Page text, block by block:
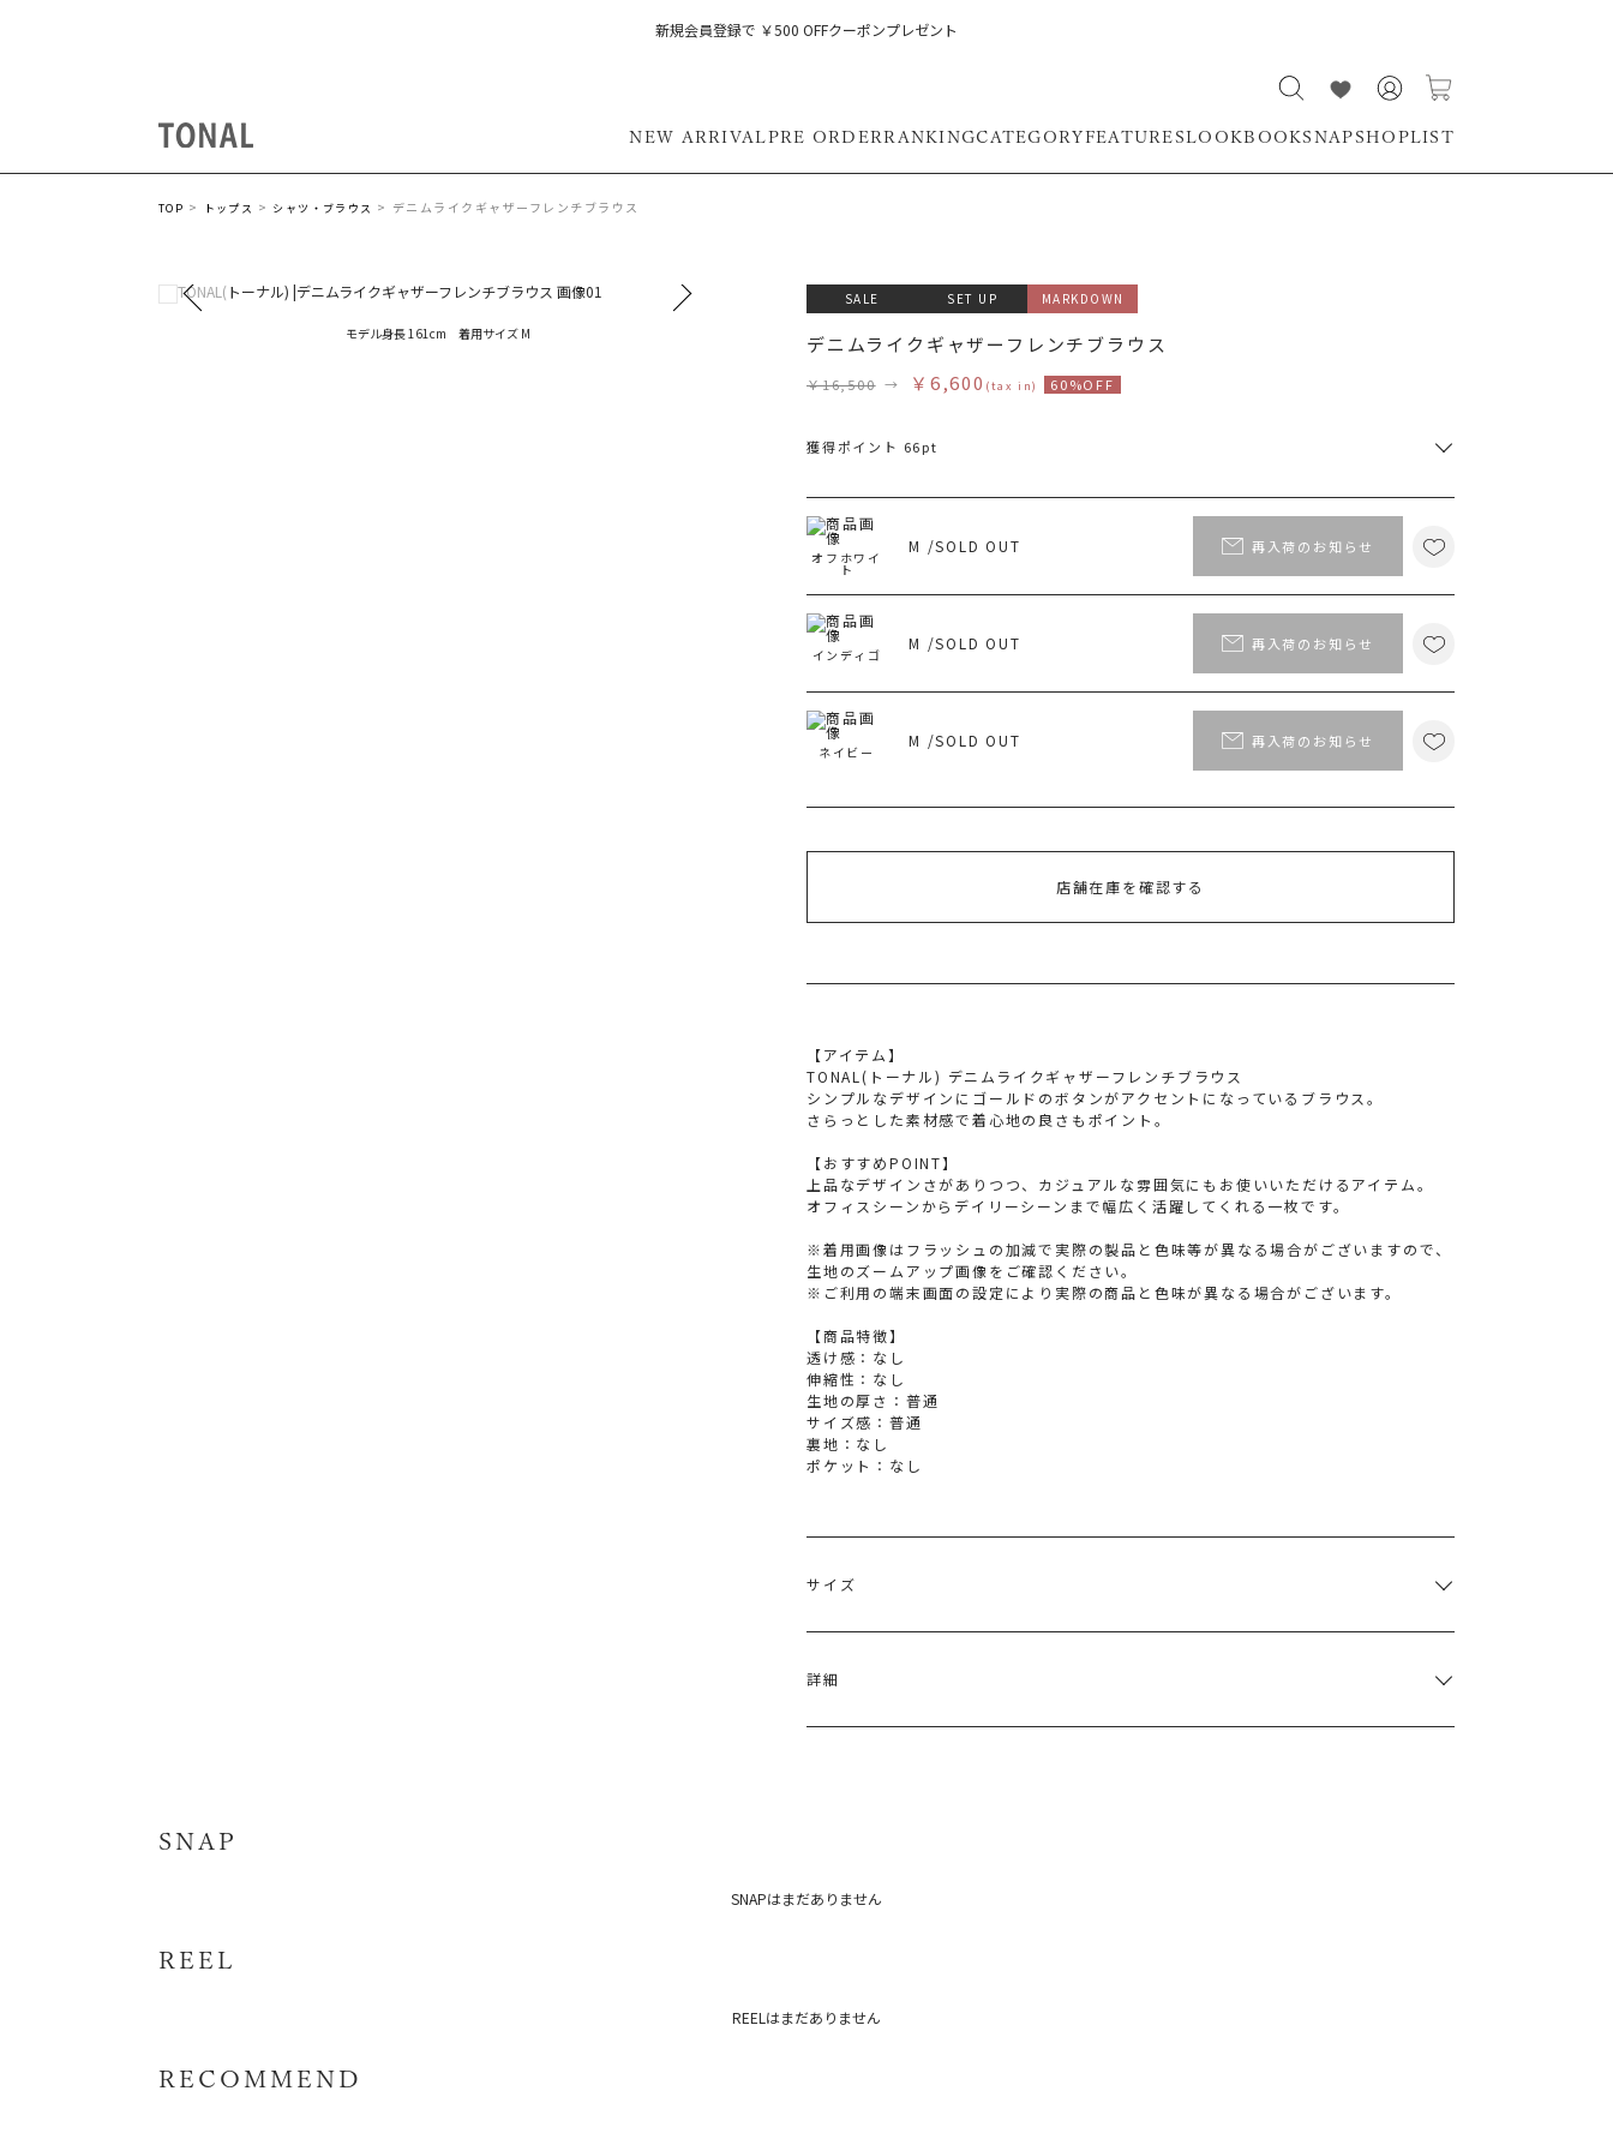
新規会員登録で ￥500 OFFクーポンプレゼント
NEW ARRIVALPRE ORDERRANKINGCATEGORYFEATURESLOOKBOOKSNAPSHOPLIST
TOP トップス シャツ・ブラウス デニムライクギャザーフレンチブラウス
モデル身長 161cm 着用サイズ M モデル身長 161cm 着用サイズ M
SALE SET UP MARKDOWN
デニムライクギャザーフレンチブラウス
￥16,500 → ￥6,600 (tax in) 60%OFF
獲得ポイント 66pt
オフホワイ
ト
M /SOLD OUT 再入荷のお知らせ
インディゴ
M /SOLD OUT 再入荷のお知らせ
ネイビー
M /SOLD OUT 再入荷のお知らせ
店舗在庫を確認する
【アイテム】
TONAL(トーナル) デニムライクギャザーフレンチブラウス
シンプルなデザインにゴールドのボタンがアクセントになっているブラウス。
さらっとした素材感で着心地の良さもポイント。
【おすすめPOINT】
上品なデザインさがありつつ、カジュアルな雰囲気にもお使いいただけるアイテム。
オフィスシーンからデイリーシーンまで幅広く活躍してくれる一枚です。
※着用画像はフラッシュの加減で実際の製品と色味等が異なる場合がございますので、
生地のズームアップ画像をご確認ください。
※ご利用の端末画面の設定により実際の商品と色味が異なる場合がございます。
【商品特徴】
透け感：なし
伸縮性：なし
生地の厚さ：普通
サイズ感：普通
裏地：なし
ポケット：なし
サイズ
詳細
カテゴリー：
SNAP
SNAPはまだありません
REEL
REELはまだありません
RECOMMEND